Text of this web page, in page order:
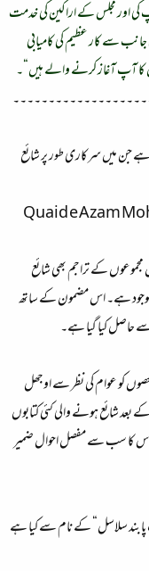
کی اور مجلس کے اراکین کی خدمت
سے کار عظیم کی کامیابی
کا آپ آغاز کرنے والے ہیں“۔
ہے جن میں سرکاری طور پر شائع
Quaid e Azam
کے تراجم بھی شائع
موجود ہے۔ اس مضمون کے ساتھ
سے حاصل کیا گیا ہے۔
کو عوام کی نظر سے اوجھل
بعد شائع ہونے والی کئی کتابوں
اس کا سب سے مفصل احوال ضمیر
سلاسل“ کے نام سے کیا ہے